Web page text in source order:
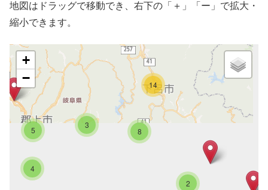
地図はドラッグで移動でき、右下の「＋」「ー」で拡大・
縮小できます。
8
2
4
3
5
14
+
−